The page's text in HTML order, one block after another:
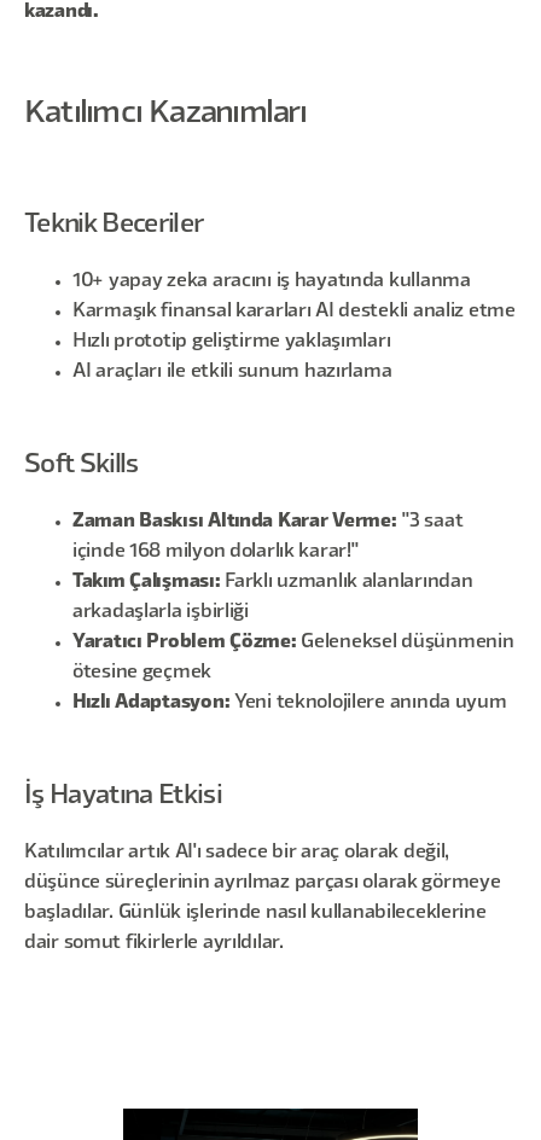
kazandı.
Katılımcı Kazanımları
Teknik Beceriler
10+ yapay zeka aracını iş hayatında kullanma
Karmaşık finansal kararları AI destekli analiz etme
Hızlı prototip geliştirme yaklaşımları
AI araçları ile etkili sunum hazırlama
Soft Skills
Zaman Baskısı Altında Karar Verme: "3 saat
içinde 168 milyon dolarlık karar!"
Takım Çalışması: Farklı uzmanlık alanlarından
arkadaşlarla işbirliği
Yaratıcı Problem Çözme: Geleneksel düşünmenin
ötesine geçmek
Hızlı Adaptasyon: Yeni teknolojilere anında uyum
İş Hayatına Etkisi
Katılımcılar artık AI'ı sadece bir araç olarak değil,
düşünce süreçlerinin ayrılmaz parçası olarak görmeye
başladılar. Günlük işlerinde nasıl kullanabileceklerine
dair somut fikirlerle ayrıldılar.